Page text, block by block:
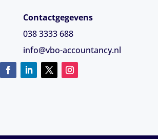
Contactgegevens
038 3333 688
info@vbo-accountancy.nl